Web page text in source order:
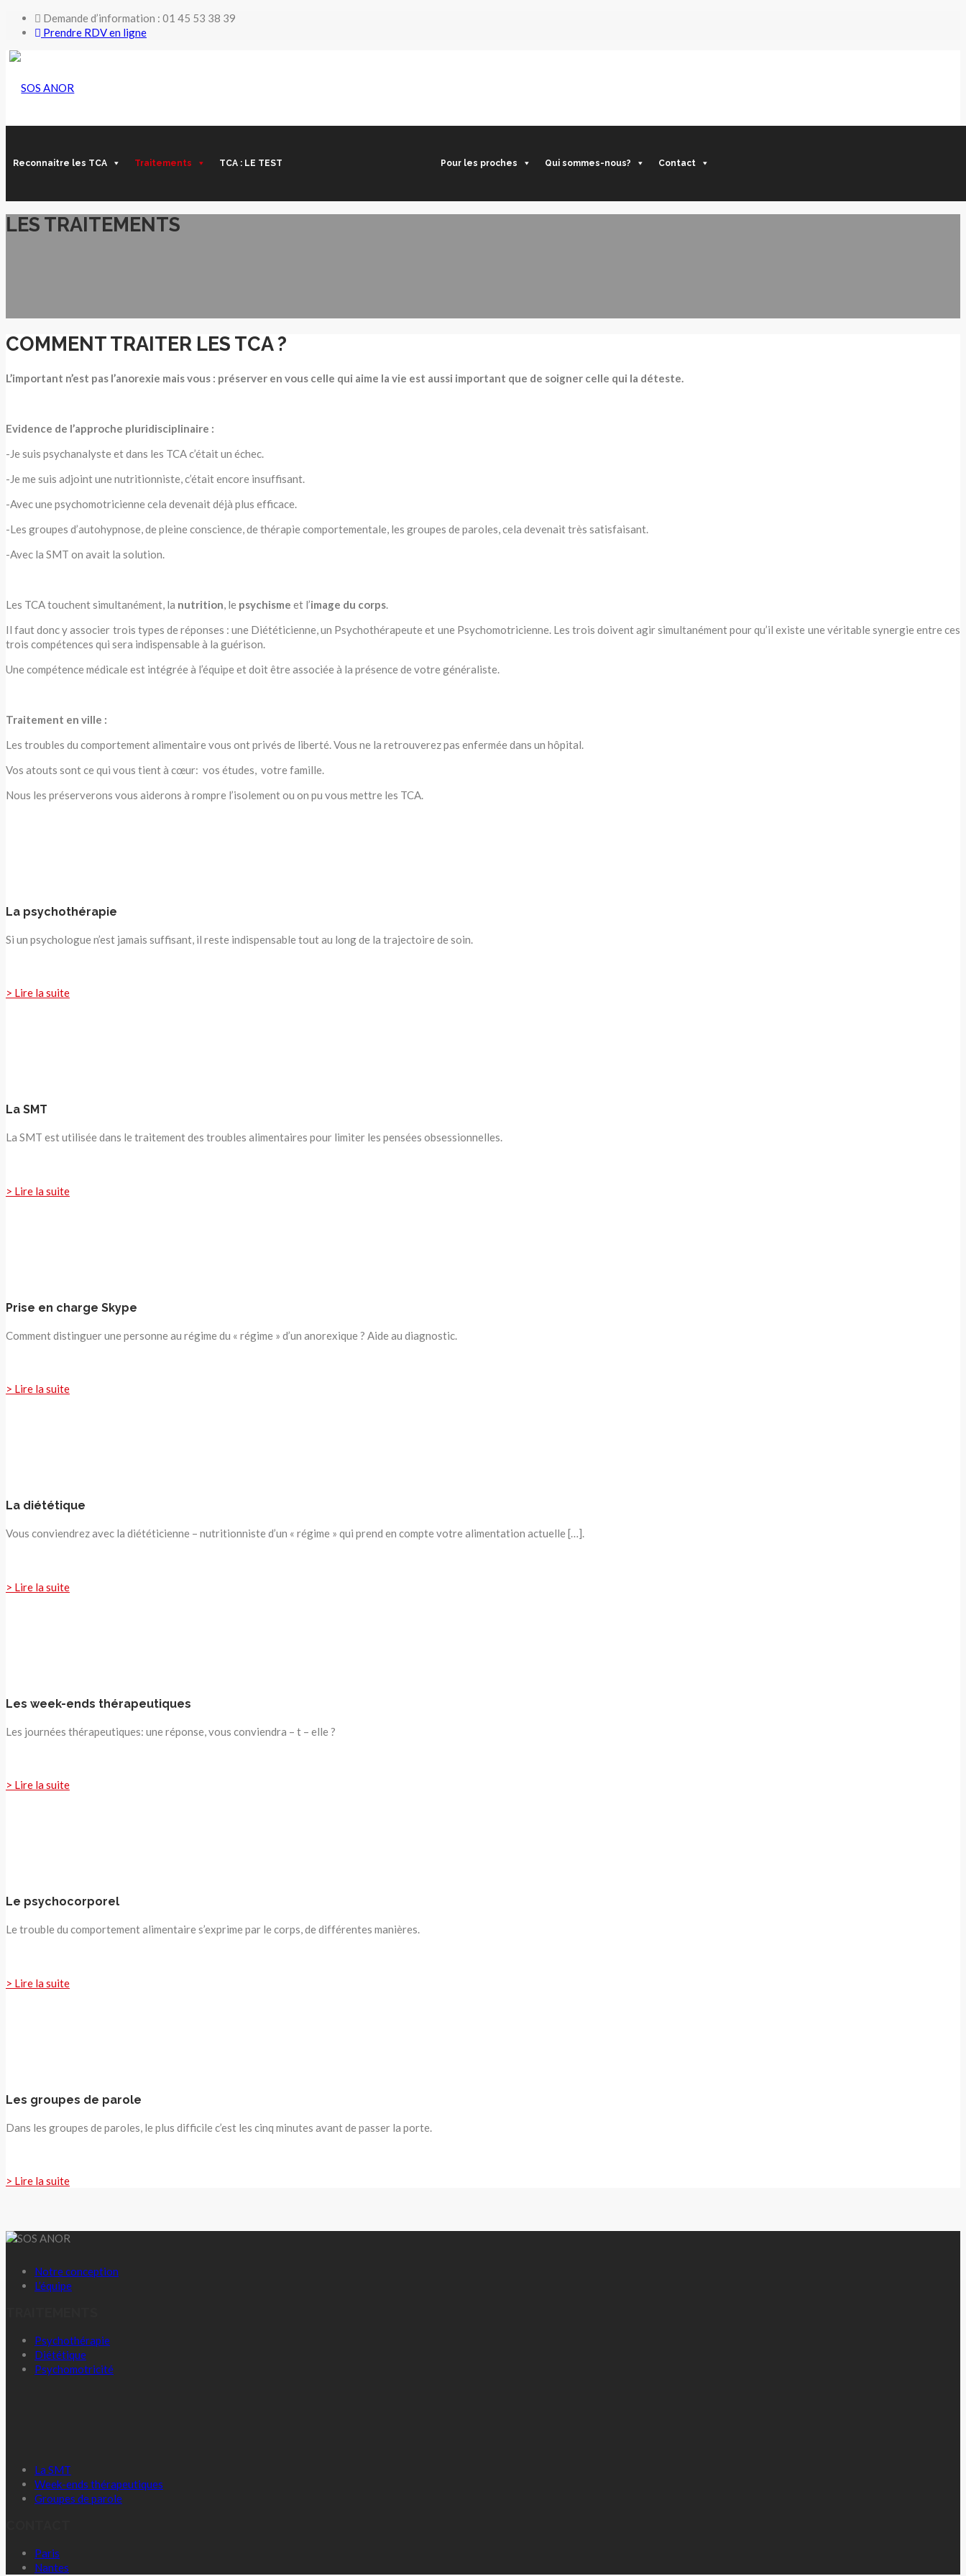
Demande d’information : 01 45 53 38 39
Prendre RDV en ligne
Reconnaitre les TCA Traitements TCA : LE TEST Pour les proches Qui sommes-nous? Contact
LES TRAITEMENTS
COMMENT TRAITER LES TCA ?
L’important n’est pas l’anorexie mais vous : préserver en vous celle qui aime la vie est aussi important que de soigner celle qui la déteste.
Evidence de l’approche pluridisciplinaire :
-Je suis psychanalyste et dans les TCA c’était un échec.
-Je me suis adjoint une nutritionniste, c’était encore insuffisant.
-Avec une psychomotricienne cela devenait déjà plus efficace.
-Les groupes d’autohypnose, de pleine conscience, de thérapie comportementale, les groupes de paroles, cela devenait très satisfaisant.
-Avec la SMT on avait la solution.
Les TCA touchent simultanément, la nutrition, le psychisme et l’image du corps.
Il faut donc y associer trois types de réponses : une Diététicienne, un Psychothérapeute et une Psychomotricienne. Les trois doivent agir simultanément pour qu’il existe une véritable synergie entre ces
trois compétences qui sera indispensable à la guérison.
Une compétence médicale est intégrée à l’équipe et doit être associée à la présence de votre généraliste.
Traitement en ville :
Les troubles du comportement alimentaire vous ont privés de liberté. Vous ne la retrouverez pas enfermée dans un hôpital.
Vos atouts sont ce qui vous tient à cœur: vos études, votre famille.
Nous les préserverons vous aiderons à rompre l’isolement ou on pu vous mettre les TCA.
La psychothérapie
Si un psychologue n’est jamais suffisant, il reste indispensable tout au long de la trajectoire de soin.
> Lire la suite
La SMT
La SMT est utilisée dans le traitement des troubles alimentaires pour limiter les pensées obsessionnelles.
> Lire la suite
Prise en charge Skype
Comment distinguer une personne au régime du « régime » d’un anorexique ? Aide au diagnostic.
> Lire la suite
La diététique
Vous conviendrez avec la diététicienne – nutritionniste d’un « régime » qui prend en compte votre alimentation actuelle […].
> Lire la suite
Les week-ends thérapeutiques
Les journées thérapeutiques: une réponse, vous conviendra – t – elle ?
> Lire la suite
Le psychocorporel
Le trouble du comportement alimentaire s’exprime par le corps, de différentes manières.
> Lire la suite
Les groupes de parole
Dans les groupes de paroles, le plus difficile c’est les cinq minutes avant de passer la porte.
> Lire la suite
Notre conception
L’équipe
Psychothérapie
Diététique
Psychomotricité
La SMT
Week-ends thérapeutiques
Groupes de parole
Paris
Nantes